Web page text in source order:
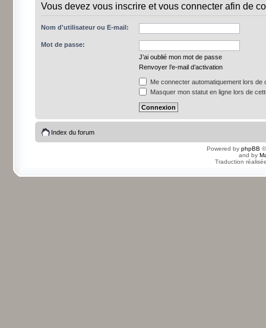
Vous devez vous inscrire et vous connecter afin de
Nom d'utilisateur ou E-mail:
Mot de passe:
J’ai oublié mon mot de passe
Renvoyer l’e-mail d’activation
Me connecter automatiquement lors de
Masquer mon statut en ligne lors de
Index du forum
Powered by phpBB
and by
Traduction